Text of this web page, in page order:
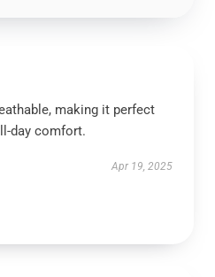
making it perfect
day comfort.
Apr 19, 2025